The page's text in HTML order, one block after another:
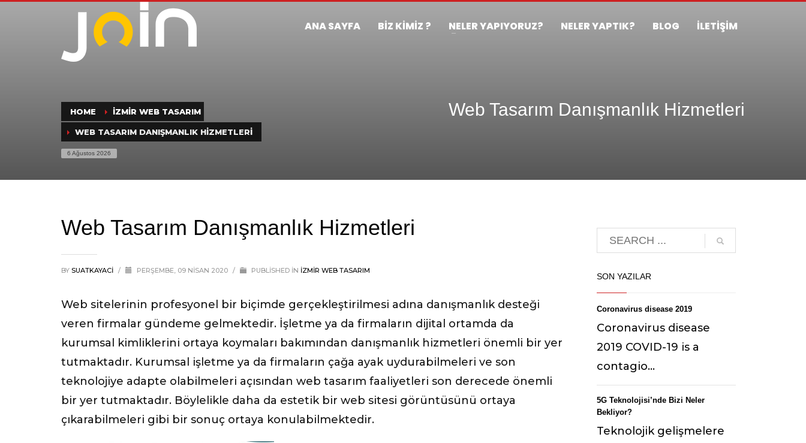
ANA SAYFA BİZ KİMİZ ? NELER YAPIYORUZ? NELER YAPTIK? BLOG İLETİŞİM
HOME İZMIR WEB TASARIM
WEB TASARIM DANIŞMANLIK HIZMETLERI
6 Ağustos 2026
Web Tasarım Danışmanlık Hizmetleri
Web Tasarım Danışmanlık Hizmetleri
BY SUATKAYACI / PERŞEMBE, 09 NISAN 2020 / PUBLISHED IN İZMIR WEB TASARIM
Web sitelerinin profesyonel bir biçimde gerçekleştirilmesi adına danışmanlık desteği
veren firmalar gündeme gelmektedir. İşletme ya da firmaların dijital ortamda da
kurumsal kimliklerini ortaya koymaları bakımından danışmanlık hizmetleri önemli bir yer
tutmaktadır. Kurumsal işletme ya da firmaların çağa ayak uydurabilmeleri ve son
teknolojiye adapte olabilmeleri açısından web tasarım faaliyetleri son derecede önemli
bir yer tutmaktadır. Böylelikle daha da estetik bir web sitesi görüntüsünü ortaya
çıkarabilmeleri gibi bir sonuç ortaya konulabilmektedir.
SON YAZILAR
Coronavirus disease 2019
Coronavirus disease
2019 COVID-19 is a
contagio...
5G Teknolojisi’nde Bizi Neler
Bekliyor?
Teknolojik gelişmelere